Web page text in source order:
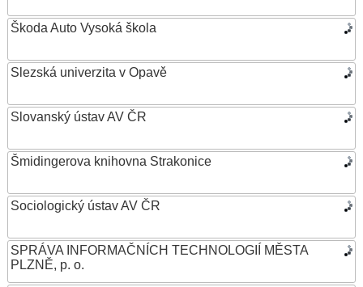
Škoda Auto Vysoká škola
Slezská univerzita v Opavě
Slovanský ústav AV ČR
Šmidingerova knihovna Strakonice
Sociologický ústav AV ČR
SPRÁVA INFORMAČNÍCH TECHNOLOGIÍ MĚSTA
PLZNĚ, p. o.